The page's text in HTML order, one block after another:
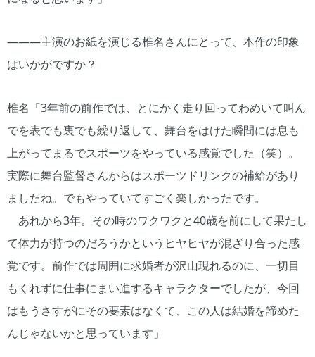
―――主演のお紙を演じる椎名さんにとって、本作の印象
はいかがですか？
椎名「3年前の前作では、とにかく走り回ってわめいて叫ん
でを表でも裏でも繰り返して、舞台をはけた瞬間には息も
上がってまるでスポーツをやっている感覚でした（笑）。
実際に舞台監督さんからはスポーツドリンクの補給があり
ましたね。でもやっていてすごく楽しかったです。
あれから3年。その時のワクワクと40歳を前にして果たし
て体力が持つのだろうかというヒヤヒヤが混ざり合った感
覚です。前作では周囲に求婚者が沢山現れるのに、一切目
もくれずに仕事にまい進するキャラクターでしたが、今回
はもうさすがにその要素はなくて、この人は結婚を諦めた
んじゃないかと思っています」